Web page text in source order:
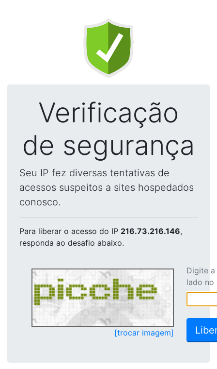
Verificação
de segurança
Seu IP fez diversas tentativas de
acessos suspeitos a sites hospedados
conosco.
Para liberar o acesso do IP 216.73.216.146,
responda ao desafio abaixo.
[trocar imagem]
Digite
lado no